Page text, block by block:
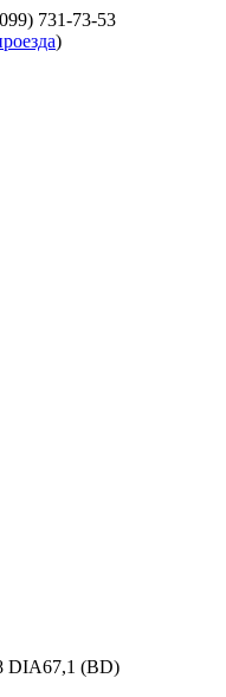
731-73-53
)
DIA67,1 (BD)